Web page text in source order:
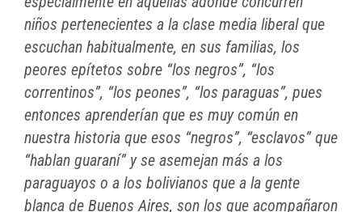
niños pertenecientes a la clase media liberal que
escuchan habitualmente, en sus familias, los
peores epítetos sobre “los negros”, “los
correntinos”, “los peones”, “los paraguas”, pues
entonces aprenderían que es muy común en
nuestra historia que esos “negros”, “esclavos” que
“hablan guaraní” y se asemejan más a los
paraguayos o a los bolivianos que a la gente
blanca de Buenos Aires, son los que acompañaron